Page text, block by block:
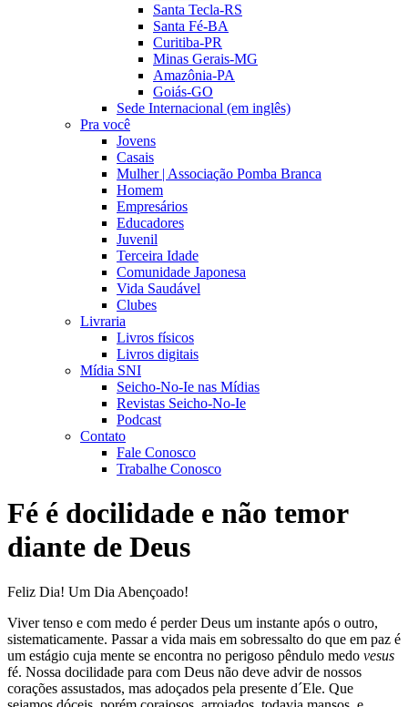
Santa Tecla-RS
Santa Fé-BA
Curitiba-PR
Minas Gerais-MG
Amazônia-PA
Goiás-GO
Sede Internacional (em inglês)
Pra você
Jovens
Casais
Mulher | Associação Pomba Branca
Homem
Empresários
Educadores
Juvenil
Terceira Idade
Comunidade Japonesa
Vida Saudável
Clubes
Livraria
Livros físicos
Livros digitais
Mídia SNI
Seicho-No-Ie nas Mídias
Revistas Seicho-No-Ie
Podcast
Contato
Fale Conosco
Trabalhe Conosco
Fé é docilidade e não temor
diante de Deus
Feliz Dia! Um Dia Abençoado!
Viver tenso e com medo é perder Deus um instante após o outro,
sistematicamente. Passar a vida mais em sobressalto do que em paz é
um estágio cuja mente se encontra no perigoso pêndulo medo vesus
fé. Nossa docilidade para com Deus não deve advir de nossos
corações assustados, mas adoçados pela presente d´Ele. Que